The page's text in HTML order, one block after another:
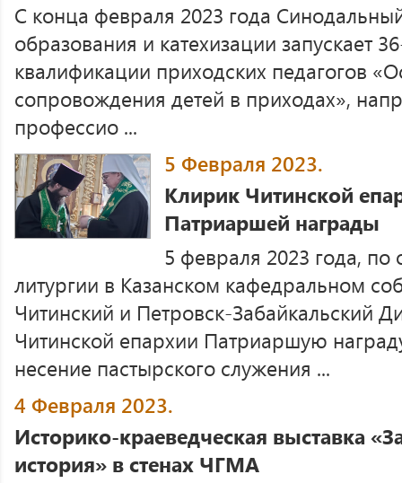
С конца февраля 2023 года
образования и катехизации запускает
квалификации приходских педагогов
сопровождения детей в приходах»,
профессио ...
5 Февраля 2023.
Клирик Читинской
Патриаршей награды
5 февраля 2023 года,
литургии в Казанском кафедральном
Читинский и Петровск-Забайкальский
Читинской епархии Патриаршую
несение пастырского служения ...
4 Февраля 2023.
Историко-краеведческая выставка
история» в стенах ЧГМА